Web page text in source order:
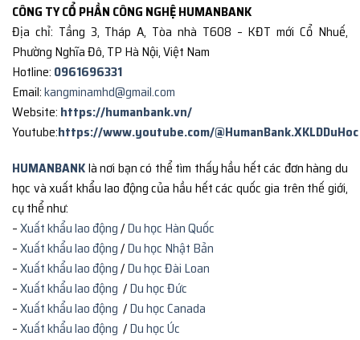
CÔNG TY CỔ PHẦN CÔNG NGHỆ HUMANBANK
Địa chỉ: Tầng 3, Tháp A, Tòa nhà T608 – KĐT mới Cổ Nhuế,
Phường Nghĩa Đô, TP Hà Nội, Việt Nam
Hotline: 0961696331
Email:kangminamhd@gmail.com
Website: https://humanbank.vn/
Youtube:https://www.youtube.com/@HumanBank.XKLDDuHoc
HUMANBANKlà nơi bạn có thể tìm thấy hầu hết các đơn hàng du
học và xuất khẩu lao động của hầu hết các quốc gia trên thế giới,
cụ thể như:
–Xuất khẩu lao động/Du học Hàn Quốc
–Xuất khẩu lao động/Du học Nhật Bản
–Xuất khẩu lao động/Du học Đài Loan
–Xuất khẩu lao động /Du học Đức
–Xuất khẩu lao động /Du học Canada
–Xuất khẩu lao động /Du học Úc